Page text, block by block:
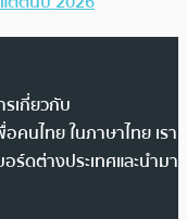
เกี่ยวกับ
คนไทย ในภาษาไทย เรา
ร์ดต่างประเทศและนำมา